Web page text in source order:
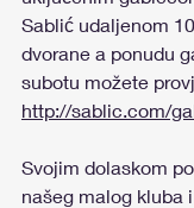
Sablić udaljenom
dvorane a ponudu
subotu možete
http://sablic.com/
Svojim dolaskom
našeg malog kluba